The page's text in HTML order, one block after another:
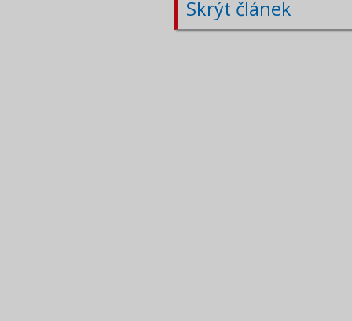
Skrýt článek